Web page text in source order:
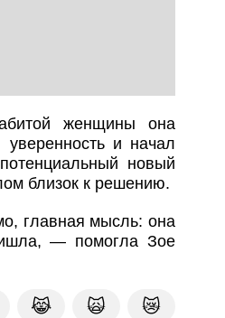
женщины она
и начал
новый
близок к решению.
главная мысль: она
— помогла Зое
😹 🙀 😿